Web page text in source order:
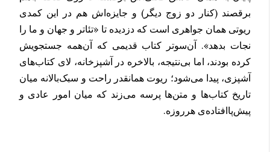
برقصند (کنار دو زوج دیگر) و جایزه‌اش هم در این کمدی
ریوتی همان جواهری است که دزدیده تا «تئاتر و جهان و ما را
نجات بدهد». آن‌سوتر کتاب قدیمی که آن‌همه جستجویش
کرده بودند، اما بی‌نتیجه، بالاخره در آشپزخانه، لای کتاب‌های
آشپزی، پیدا می‌شود؛ ریوت همانقدر راحت و سبک‌بالانه میان
تاریخ کتاب‌ها و متن‌ها پرسه می‌زند که میان امور عادی و
پیش‌پاافتاده‌ی هرروزه.